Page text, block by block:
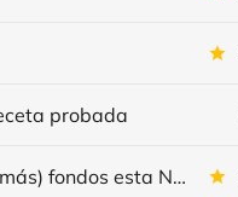
probada
Diciembre: 4️⃣ recomendaciones finales para captar (más) fondos esta Navidad